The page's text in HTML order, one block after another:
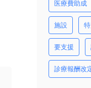
医療費助成
施設
要支援
診療報酬改